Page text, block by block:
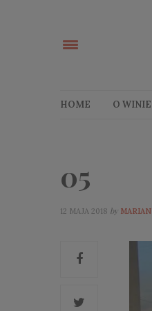
HOME O WINIE
05
12 MAJA 2018 by MARIAN